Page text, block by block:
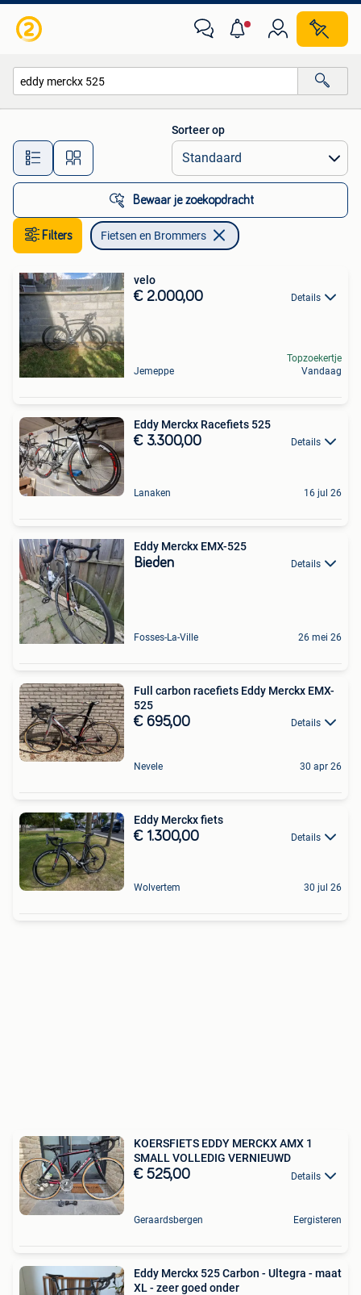
Alle afstanden…
Sorteer op
Bewaar je zoekopdracht
Filters Fietsen en Brommers
velo
€ 2.000,00 Details
Jemeppe
Topzoekertje
Vandaag
Eddy Merckx Racefiets 525
€ 3.300,00 Details
Lanaken 16 jul 26
Eddy Merckx EMX-525
Bieden Details
Fosses-La-Ville 26 mei 26
Full carbon racefiets Eddy Merckx EMX-
525
€ 695,00 Details
Nevele 30 apr 26
Eddy Merckx fiets
€ 1.300,00 Details
Wolvertem 30 jul 26
KOERSFIETS EDDY MERCKX AMX 1
SMALL VOLLEDIG VERNIEUWD
€ 525,00 Details
Geraardsbergen Eergisteren
Eddy Merckx 525 Carbon - Ultegra - maat
XL - zeer goed onder